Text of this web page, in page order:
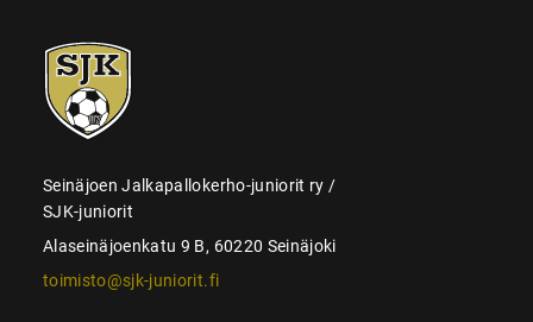
SJK-
juniorit
Seinäjoen Jalkapallokerho-juniorit ry /
SJK-juniorit
Alaseinäjoenkatu 9 B, 60220 Seinäjoki
toimisto@sjk-juniorit.fi